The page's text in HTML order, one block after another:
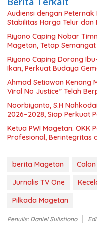
Audiensi dengan Peternak
Stabilitas Harga Telur dan
Riyono Caping Nobar
Magetan, Tetap
Riyono Caping Dorong
Ikan, Perkuat Budaya
Ahmad Setiawan Kenang
Viral No Justice” Telah
Noorbiyanto, S.H
2026–2028, Siap Perkuat
Ketua PWI Magetan: OKK
Profesional, Berintegritas
berita Magetan
Jurnalis TV One
Pilkada Magetan
Penulis: Daniel Sulistiono